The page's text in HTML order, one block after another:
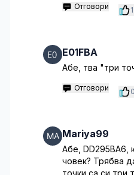
Отговори 1
E01FBA
Абе, тва "три
Отговори 0
Mariya99
Абе, DD295BA6,
човек? Трябва
точки са си три